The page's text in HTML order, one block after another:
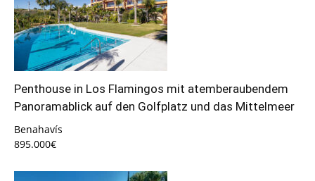
Penthouse in Los Flamingos mit atemberaubendem
Panoramablick auf den Golfplatz und das Mittelmeer
Benahavís
895.000€